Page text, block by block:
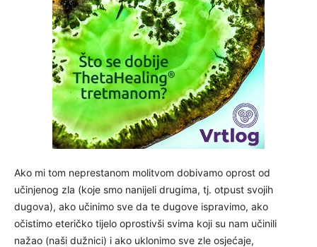
Ako mi tom neprestanom molitvom dobivamo oprost od
učinjenog zla (koje smo nanijeli drugima, tj. otpust svojih
dugova), ako učinimo sve da te dugove ispravimo, ako
očistimo eteričko tijelo oprostivši svima koji su nam učinili
nažao (naši dužnici) i ako uklonimo sve zle osjećaje,